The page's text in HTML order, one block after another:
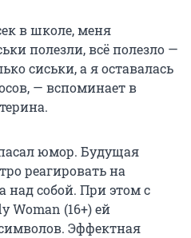
в школе, меня
полезли, всё полезло —
сиськи, а я оставалась
— вспоминает в
юмор. Будущая
реагировать на
над собой. При этом с
Woman (16+) ей
Эффектная